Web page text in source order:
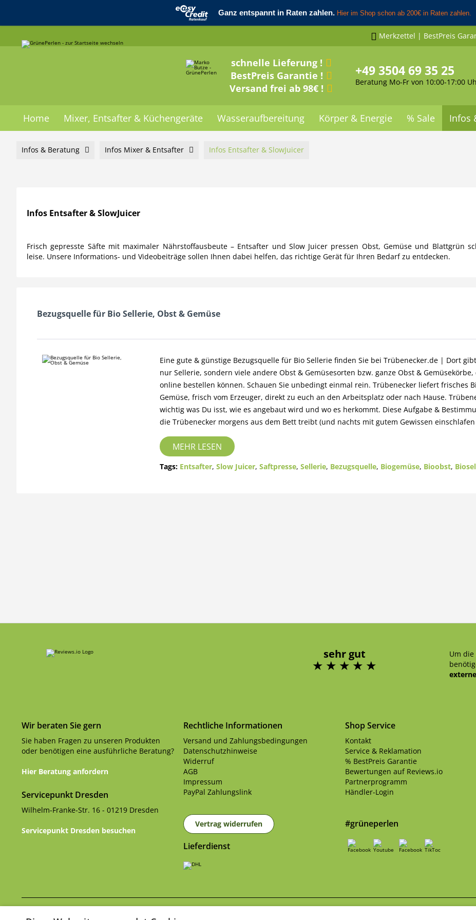
Merkzettel | BestPreis
schnelle Lieferung !
BestPreis Garantie !
Versand frei ab 98€ !
+49 3504 69 35 25
Beratung Mo-Fr von 10:00-17:00
Home Mixer, Entsafter & Küchengeräte Wasseraufbereitung Körper & Energie % Sale Infos
Infos & Beratung Infos Mixer & Entsafter Infos Entsafter & SlowJuicer
Infos Entsafter & SlowJuicer
Frisch gepresste Säfte mit maximaler Nährstoffausbeute – Entsafter und Slow Juicer pressen Obst, Gemüse und Blattgrün
leise. Unsere Informations- und Videobeiträge sollen Ihnen dabei helfen, das richtige Gerät für Ihren Bedarf zu entdecken.
Bezugsquelle für Bio Sellerie, Obst & Gemüse
Eine gute & günstige Bezugsquelle für Bio Sellerie finden Sie bei Trübenecker.de | Dort
nur Sellerie, sondern viele andere Obst & Gemüsesorten bzw. ganze Obst & Gemüsekörbe,
online bestellen können. Schauen Sie unbedingt einmal rein. Trübenecker liefert frisches
Gemüse, frisch vom Erzeuger, direkt zu euch an den Arbeitsplatz oder nach Hause.
wichtig was Du isst, wie es angebaut wird und wo es herkommt. Diese Aufgabe &
die Trübenecker morgens aus dem Bett treibt (und nachts mit gutem Gewissen einschlafen
MEHR LESEN
Tags: Entsafter, Slow Juicer, Saftpresse, Sellerie, Bezugsquelle, Biogemüse, Bioobst,
sehr gut
Um
Wir beraten Sie gern
Sie haben Fragen zu unseren Produkten
oder benötigen eine ausführliche Beratung?
Hier Beratung anfordern
Servicepunkt Dresden
Wilhelm-Franke-Str. 16 - 01219 Dresden
Servicepunkt Dresden besuchen
Rechtliche Informationen
Versand und Zahlungsbedingungen
Datenschutzhinweise
Widerruf
AGB
Impressum
PayPal Zahlungslink
Vertrag widerrufen
Lieferdienst
Shop Service
Kontakt
Service & Reklamation
% BestPreis Garantie
Bewertungen auf Reviews.io
Partnerprogramm
Händler-Login
#grüneperlen